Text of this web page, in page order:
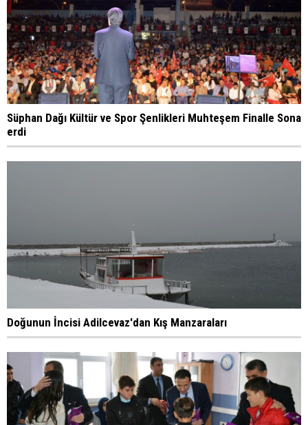
Süphan Dağı Kültür ve Spor Şenlikleri Muhteşem Finalle Sona
erdi
Doğunun İncisi Adilcevaz'dan Kış Manzaraları